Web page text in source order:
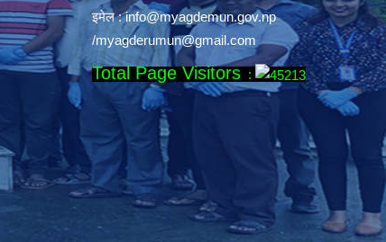
इमेल :info@myagdemun.gov.np
/myagderumun@gmail.com
Total Page Visitors :